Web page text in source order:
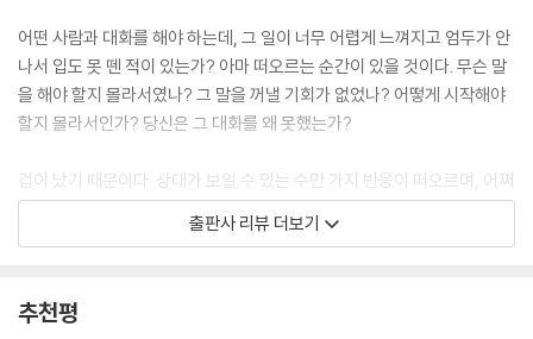
맺음말
나면 무슨 말을 해줄까’ 하며 속으로 생각하는 것도 멀티태스킹이다. 상대
가 하는 말에만 집중하라.
--- p.133, 「14. 상대의 이야기를 주의 깊게 들어라」 중에서
를 뿌려도 되는가? 당신이 기분 나쁘다고 다른 사람을 탓할 수는 있지만 그
기분을 남에게 전달하느냐 마느냐는 여전히 당신 몫이다.
--- p.165, 「19. 친절함에는 전염성이 있다」 중에서
기게 된다. CEO와 고위 리더들은 그렇게 수동적으로 굴어서는 절대 안 된
어떤 사람과 대화를 해야 하는데, 그 일이 너무 어렵게 느껴지고 엄두가 안
나서 입도 못 뗀 적이 있는가? 아마 떠오르는 순간이 있을 것이다. 무슨 말
을 해야 할지 몰라서였나? 그 말을 꺼낼 기회가 없었나? 어떻게 시작해야
할지 몰라서인가? 당신은 그 대화를 왜 못했는가?
겁이 났기 때문이다. 상대가 보일 수 있는 수만 가지 반응이 떠오르며, 어쩌
면 당신 자신이 통제력을 잃고 후회할 말을 할 수도 있다고 생각했을지 모
른다. 아마도 느끼고 싶지 않은 온갖 감정을 느껴야 할 것이다. 바로 그것이
불편한 감정을 피하려고만 들면 생산성이 떨어지고 조직의 성과에도 큰 영
출판사 리뷰 더보기
추천평